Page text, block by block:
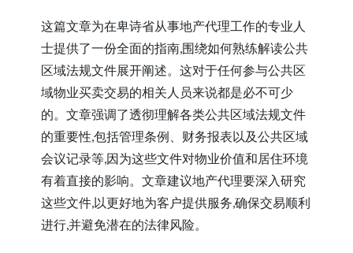
这篇文章为在卑诗省从事地产代理工作的专业人
士提供了一份全面的指南,围绕如何熟练解读公共
区域法规文件展开阐述。这对于任何参与公共区
域物业买卖交易的相关人员来说都是必不可少
的。文章强调了透彻理解各类公共区域法规文件
的重要性,包括管理条例、财务报表以及公共区域
会议记录等,因为这些文件对物业价值和居住环境
有着直接的影响。文章建议地产代理要深入研究
这些文件,以更好地为客户提供服务,确保交易顺利
进行,并避免潜在的法律风险。